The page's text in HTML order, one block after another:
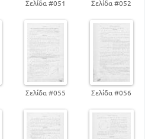
Σελίδα #051 Σελίδα #052
Σελίδα #055 Σελίδα #056